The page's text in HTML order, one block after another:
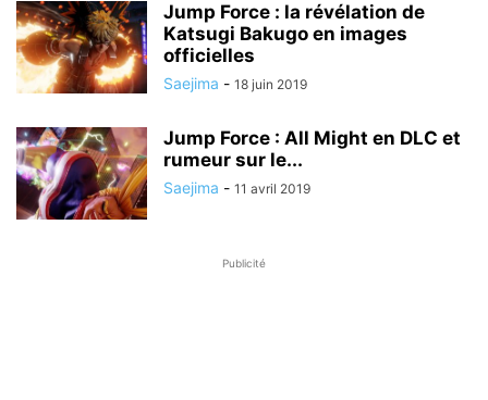
Jump Force : la révélation de
Katsugi Bakugo en images
officielles
Saejima - 18 juin 2019
Jump Force : All Might en DLC et
rumeur sur le...
Saejima - 11 avril 2019
Publicité